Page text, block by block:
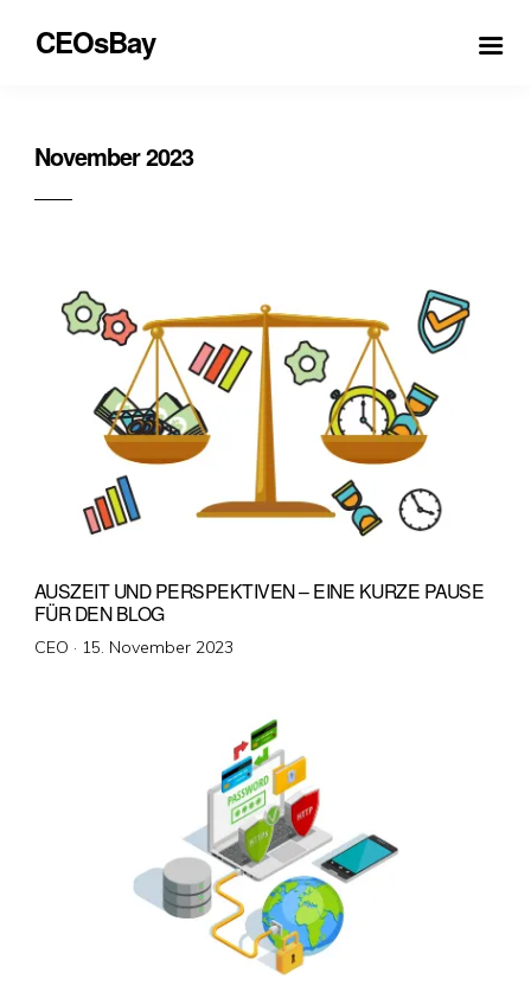
CEOsBay
November 2023
AUSZEIT UND PERSPEKTIVEN – EINE KURZE PAUSE
FÜR DEN BLOG
CEO · Veröffentlicht
15. November 2023